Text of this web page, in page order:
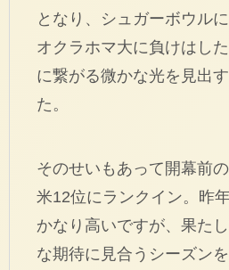
となり、シュガーボウル
オクラホマ大に負けはし
に繋がる微かな光を見出
た。
そのせいもあって開幕前
米12位にランクイン。昨
かなり高いですが、果た
な期待に見合うシーズン